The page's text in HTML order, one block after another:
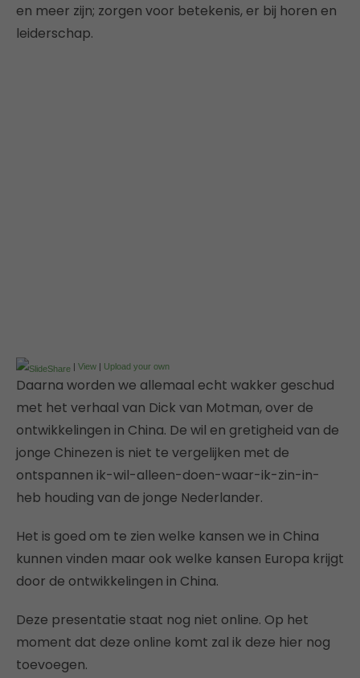
en meer zijn; zorgen voor betekenis, er bij horen en
leiderschap.
| View | Upload your own
Daarna worden we allemaal echt wakker geschud
met het verhaal van Dick van Motman, over de
ontwikkelingen in China. De wil en gretigheid van de
jonge Chinezen is niet te vergelijken met de
ontspannen ik-wil-alleen-doen-waar-ik-zin-in-
heb houding van de jonge Nederlander.
Het is goed om te zien welke kansen we in China
kunnen vinden maar ook welke kansen Europa krijgt
door de ontwikkelingen in China.
Deze presentatie staat nog niet online. Op het
moment dat deze online komt zal ik deze hier nog
toevoegen.